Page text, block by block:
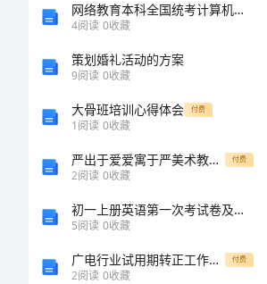
网络教育本科全国统考计算机模拟题第5套
4阅读 0收藏
策划婚礼活动的方案
9阅读 0收藏
大骨班培训心得体会 付费
1阅读 0收藏
严出于爱爱寓于严美术教学反思 付费
2阅读 0收藏
初一上册英语第一次考试卷及答案
5阅读 0收藏
广电行业试用期转正工作总结 付费
2阅读 0收藏